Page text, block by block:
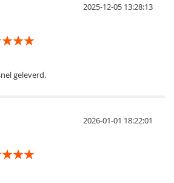
2025-12-05 13:28:13
geleverd.
2026-01-01 18:22:01